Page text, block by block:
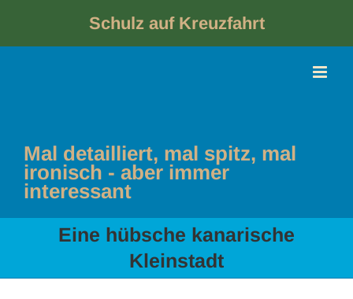
Schulz auf Kreuzfahrt
Mal detailliert, mal spitz, mal
ironisch - aber immer
interessant
Eine hübsche kanarische
Kleinstadt